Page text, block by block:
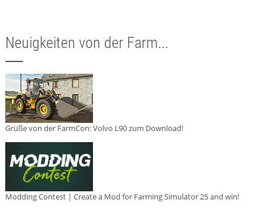
Neuigkeiten von der Farm...
Grüße von der FarmCon: Volvo L90 zum Download!
Modding Contest | Create a Mod for Farming Simulator 25 and win!